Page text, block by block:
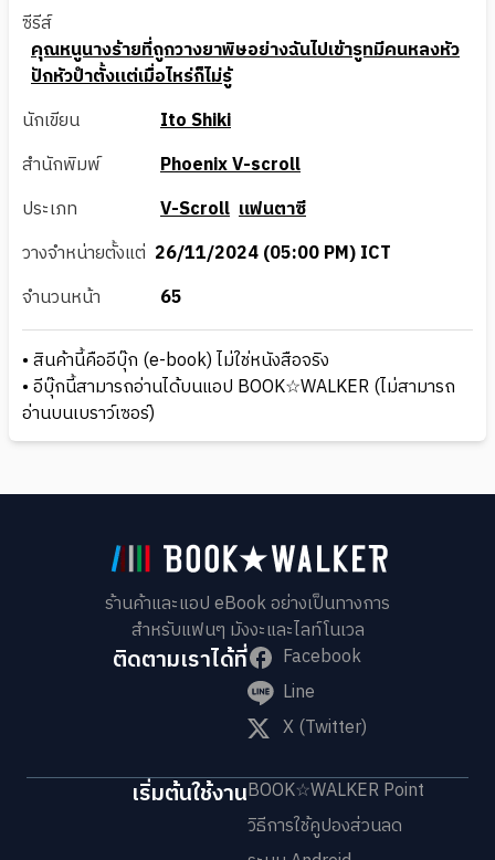
ซีรีส์
คุณหนูนางร้ายที่ถูกวางยาพิษอย่างฉันไปเข้ารูทมีคนหลงหัว
ปักหัวปําตั้งแต่เมื่อไหร่ก็ไม่รู้
นักเขียน
Ito Shiki
สำนักพิมพ์
Phoenix V-scroll
ประเภท
V-Scroll แฟนตาซี
วางจำหน่ายตั้งแต่ 26/11/2024 (05:00 PM) ICT
จำนวนหน้า
65
• สินค้านี้คืออีบุ๊ก (e-book) ไม่ใช่หนังสือจริง
• อีบุ๊กนี้สามารถอ่านได้บนแอป BOOK☆WALKER (ไม่สามารถ
อ่านบนเบราว์เซอร์)
ร้านค้าและแอป eBook อย่างเป็นทางการ
สำหรับแฟนๆ มังงะและไลท์โนเวล
ติดตามเราได้ที่
Facebook
Line
X (Twitter)
เริ่มต้นใช้งานBOOK☆WALKER Point
วิธีการใช้คูปองส่วนลด